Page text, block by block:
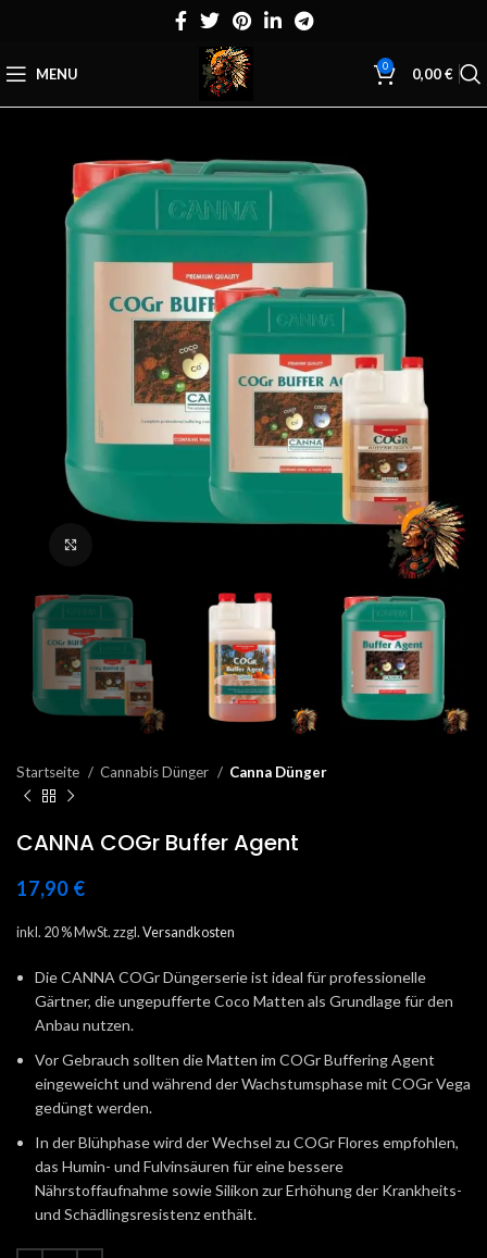
MENU 0 0,00€
Startseite Cannabis Dünger Canna Dünger
CANNA COGr Buffer Agent
17,90 €
inkl. 20 % MwSt. zzgl. Versandkosten
Die CANNA COGr Düngerserie ist ideal für professionelle
Gärtner, die ungepufferte Coco Matten als Grundlage für den
Anbau nutzen.
Vor Gebrauch sollten die Matten im COGr Buffering Agent
eingeweicht und während der Wachstumsphase mit COGr Vega
gedüngt werden.
In der Blühphase wird der Wechsel zu COGr Flores empfohlen,
das Humin- und Fulvinsäuren für eine bessere
Nährstoffaufnahme sowie Silikon zur Erhöhung der Krankheits-
und Schädlingsresistenz enthält.